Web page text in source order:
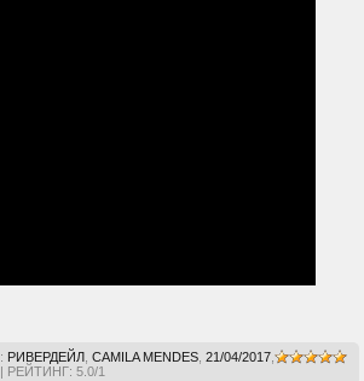
: РИВЕРДЕЙЛ CAMILA MENDES 21/04/2017
| РЕЙТИНГ: 5.0/1